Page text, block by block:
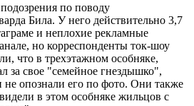
по поводу
Била. У него действительно 3,7
и неплохие рекламные
но корреспонденты ток-шоу
что в трехэтажном особняке,
за свое "семейное гнездышко",
не опознали его по фото. Они также
в этом особняке жильцов с